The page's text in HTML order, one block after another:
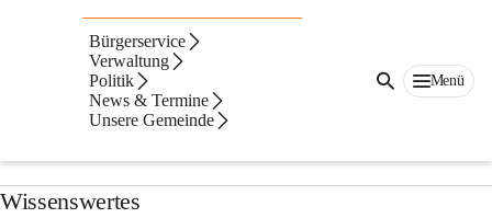
Bürgerservice
Verwaltung
Politik
News & Termine
Unsere Gemeinde
Menü
Gemeinde Wimpassing an der Leitha
Aktuelles
Wissenswertes